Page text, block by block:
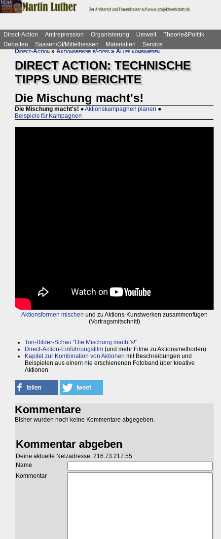
Direct-Action Antirepression Organisierung Umwelt
Theorie&Politik
Debatten
Saasen/GI/Mittelhessen Materialien
Service
Direct-Action»Aktionsbeispiele/-tipps»Alles kombinieren
DIRECT ACTION: TECHNISCHE
TIPPS UND BERICHTE
Die Mischung macht's!
Die Mischung macht's! ●Aktionskampagnen planen ●
Beispiele für Kampagnen
Aktionsformen mischen und zu Aktions-Kunstwerken zusammenfügen
(Vortragsmitschnitt)
Ton-Bilder-Schau "Die Mischung macht's!"
Direct-Action-Einführungsfilm (und mehr Filme zu Aktionsmethoden)
Kapitel zur Kombination von Aktionen mit Beschreibungen und
Beispielen aus einem nie erschienenen Fotoband über kreative
Aktionen
Kommentare
Bisher wurden noch keine Kommentare abgegeben.
Kommentar abgeben
Deine aktuelle Netzadresse: 216.73.217.55
Name
Kommentar